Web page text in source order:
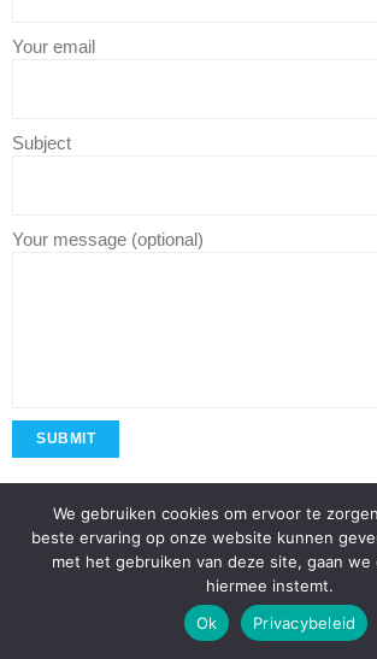
Your email
Subject
Your message (optional)
Developed by Shuttle Themes. Powered
We gebruiken cookies om ervoor te
beste ervaring op onze website kunnen
met het gebruiken van deze site, gaan we
hiermee instemt.
Ok
Privacybeleid